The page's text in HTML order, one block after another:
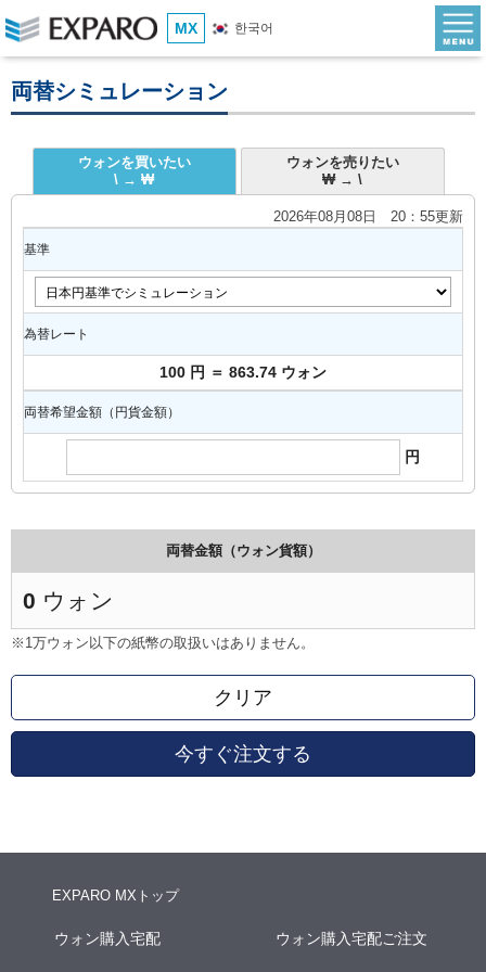
MX 한국어
両替シミュレーション
ウォンを買いたい
\ → ₩
ウォンを売りたい
₩ → \
2026年08月08日 20：55更新
基準
為替レート
100 円 ＝ 863.74 ウォン
両替希望金額（円貨金額）
円
両替金額（ウォン貨額）
0 ウォン
※1万ウォン以下の紙幣の取扱いはありません。
クリア
今すぐ注文する
EXPARO MXトップ
ウォン購入宅配 ウォン購入宅配ご注文